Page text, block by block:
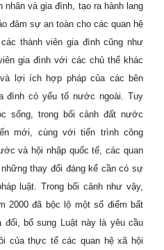
và gia đình, tạo ra hành lang
đảm sự an toàn cho các quan hệ
thành viên gia đình cũng như
gia đình với các chủ thể khác
lợi ích hợp pháp của các bên
đình có yếu tố nước ngoài. Tuy
sống, trong bối cảnh đất nước
mới, cùng với tiến trình công
và hội nhập quốc tế, các quan
thay đổi đáng kể cần có sự
luật. Trong bối cảnh như vậy,
2000 đã bộc lộ một số điểm bất
bổ sung Luật này là yêu cầu
của thực tế các quan hệ xã hội